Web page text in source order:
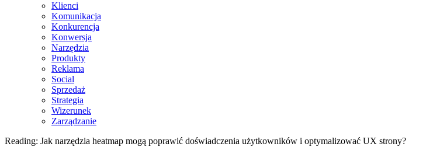
Klienci
Komunikacja
Konkurencja
Konwersja
Narzędzia
Produkty
Reklama
Social
Sprzedaż
Strategia
Wizerunek
Zarządzanie
Reading: Jak narzędzia heatmap mogą poprawić doświadczenia użytkowników i optymalizować UX strony?